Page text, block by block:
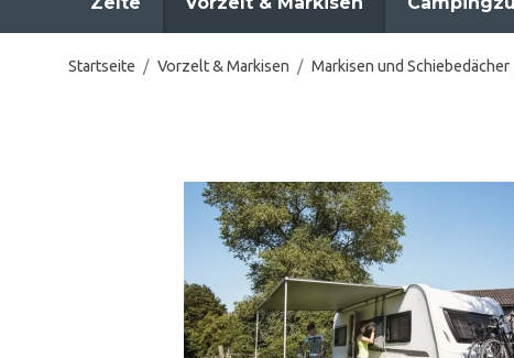
Startseite / Vorzelt & Markisen / Markisen und Schiebedächer